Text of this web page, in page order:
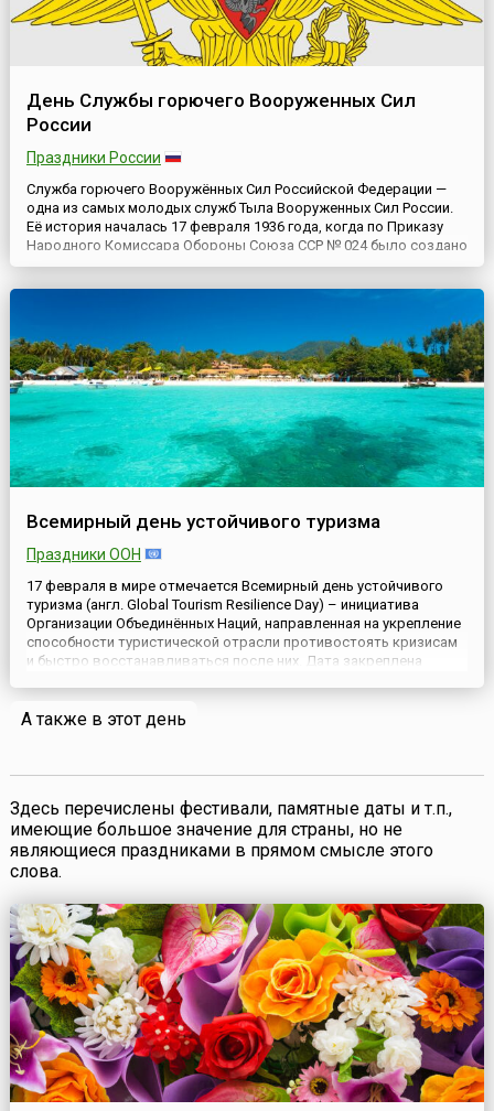
День Службы горючего Вооруженных Сил
России
Праздники России
Служба горючего Вооружённых Сил Российской Федерации —
одна из самых молодых служб Тыла Вооруженных Сил России.
Её история началась 17 февраля 1936 года, когда по Приказу
Народного Комиссара Обороны Союза ССР № 024 было создано
Управление по снабжению горючим — Служба горючего ВС
Всемирный день устойчивого туризма
Праздники ООН
17 февраля в мире отмечается Всемирный день устойчивого
туризма (англ. Global Tourism Resilience Day) – инициатива
Организации Объединённых Наций, направленная на укрепление
способности туристической отрасли противостоять кризисам
и быстро восстанавливаться после них. Дата закреплена
ООН.Всемирный день устойчивого туризма был утверждён
резол...
А также в этот день
Здесь перечислены фестивали, памятные даты и т.п.,
имеющие большое значение для страны, но не
являющиеся праздниками в прямом смысле этого
слова.